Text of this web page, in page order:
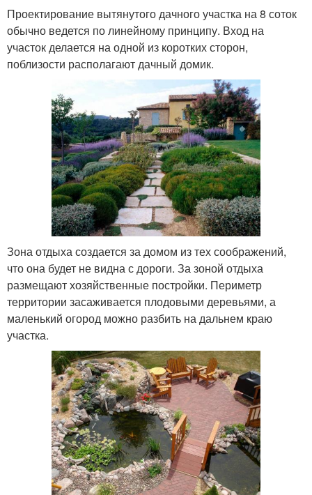
Проектирование вытянутого дачного участка на 8 соток
обычно ведется по линейному принципу. Вход на
участок делается на одной из коротких сторон,
поблизости располагают дачный домик.
Зона отдыха создается за домом из тех соображений,
что она будет не видна с дороги. За зоной отдыха
размещают хозяйственные постройки. Периметр
территории засаживается плодовыми деревьями, а
маленький огород можно разбить на дальнем краю
участка.